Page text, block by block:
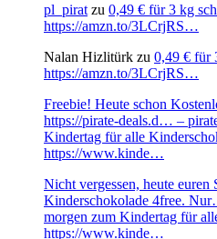
pl_pirat zu 0,49 € für 3 kg
https://amzn.to/3LCrjRS…
Nalan Hizlitürk zu 0,49 € für
https://amzn.to/3LCrjRS…
Freebie! Heute schon
https://pirate-deals.d… –
Kindertag für alle
https://www.kinde…
Nicht vergessen, heute euren
Kinderschokolade 4free.
morgen zum Kindertag für
https://www.kinde…